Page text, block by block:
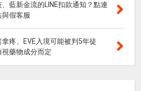
、藍新金流的LINE扣款通知？點連
假客服
拿疼、EVE入境可能被判5年徒
藥物成分而定